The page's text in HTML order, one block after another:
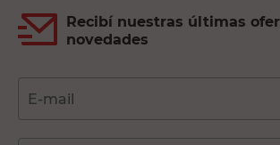
Recibí nuestras últimas
novedades
E-mail